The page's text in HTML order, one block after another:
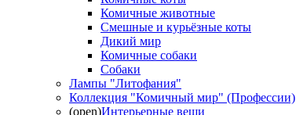
Комичные животные
Смешные и курьёзные коты
Дикий мир
Комичные собаки
Собаки
Лампы "Литофания"
Коллекция "Комичный мир" (Профессии)
(open)Интерьерные вещи